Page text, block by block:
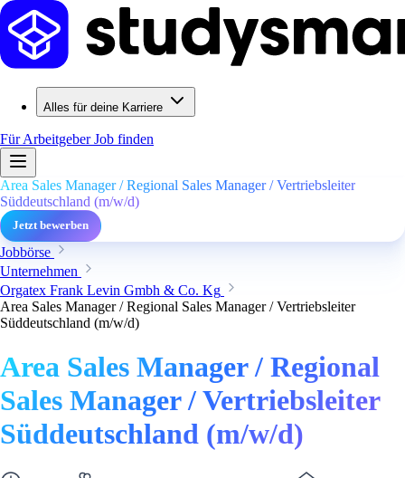
Alles für deine Karriere
Für ArbeitgeberJob finden
Area Sales Manager / Regional Sales Manager / Vertriebsleiter
Süddeutschland (m/w/d)
Jetzt bewerben
Jobbörse
Unternehmen
Orgatex Frank Levin Gmbh & Co. Kg
Area Sales Manager / Regional Sales Manager / Vertriebsleiter
Süddeutschland (m/w/d)
Area Sales Manager / Regional
Sales Manager / Vertriebsleiter
Süddeutschland (m/w/d)